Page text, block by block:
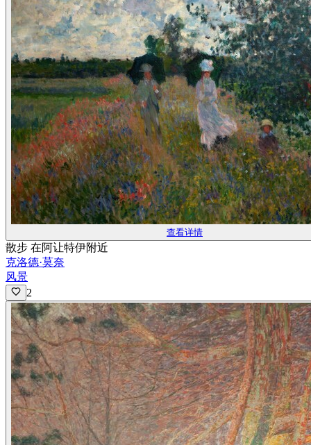
查看详情
散步 在阿让特伊附近
克洛德·莫奈
风景
2